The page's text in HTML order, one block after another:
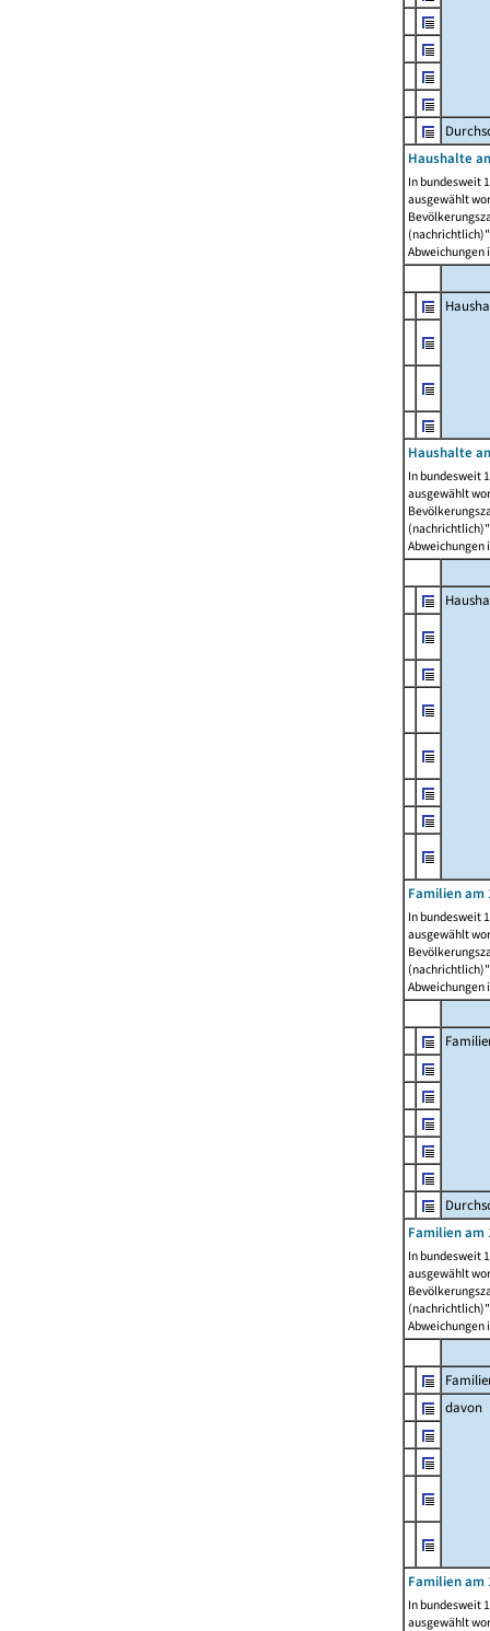
Haushalte
In bundesweit
ausgewählt
Abweichungen
Haushalte
In bundesweit
ausgewählt
Abweichungen
Familien am
In bundesweit
ausgewählt
Abweichungen
Familien am
In bundesweit
ausgewählt
Abweichungen
davon
Familien am
In bundesweit
ausgewählt